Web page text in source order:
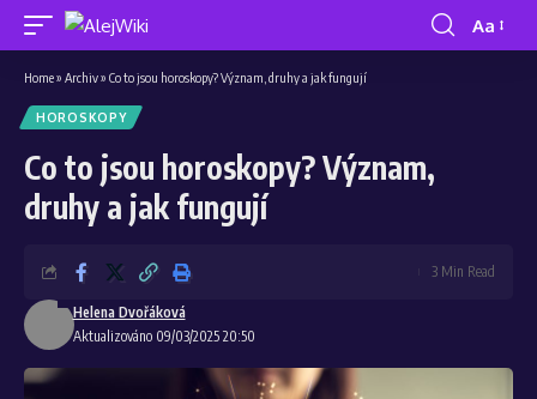
Aa
Home» Archiv» Co to jsou horoskopy? Význam, druhy a jak fungují
HOROSKOPY
Co to jsou horoskopy? Význam,
druhy a jak fungují
Aktualizováno 09/03/2025 20:50
Helena Dvořáková
3 Min Read